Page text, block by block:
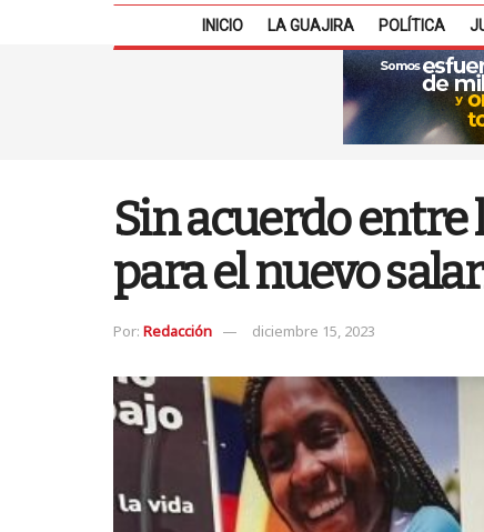
INICIO LA GUAJIRA POLÍTICA
Sin acuerdo entre
para el nuevo
Por: Redacción diciembre 15, 2023